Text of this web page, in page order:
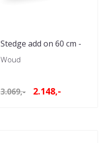
Stedge add on 60 cm -
Hvitpigmentert eik
Woud
3.069,- 2.148,-